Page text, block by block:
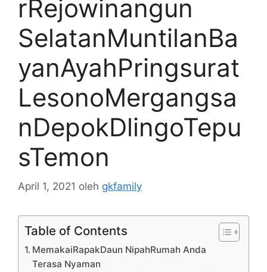
rRejowinangun
SelatanMuntilanBa
yanAyahPringsurat
LesonoMergangsa
nDepokDlingoTepu
sTemon
April 1, 2021 oleh gkfamily
Table of Contents
MemakaiRapakDaun NipahRumah Anda
Terasa Nyaman